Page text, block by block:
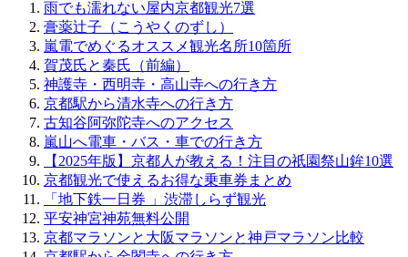
雨でも濡れない屋内京都観光7選
膏薬辻子（こうやくのずし）
嵐電でめぐるオススメ観光名所10箇所
賀茂氏と秦氏（前編）
神護寺・西明寺・高山寺への行き方
京都駅から清水寺への行き方
古知谷阿弥陀寺へのアクセス
嵐山へ電車・バス・車での行き方
【2025年版】京都人が教える！注目の祇園祭山鉾10選
京都観光で使えるお得な乗車券まとめ
「地下鉄一日券 」渋滞しらず観光
平安神宮神苑無料公開
京都マラソンと大阪マラソンと神戸マラソン比較